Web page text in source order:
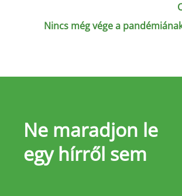
Nincs még vége a
Ne maradjon le
egy hírről sem